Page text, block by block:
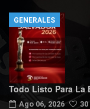
Todo Listo Para La
Ago 06, 2026 30
GENERALES